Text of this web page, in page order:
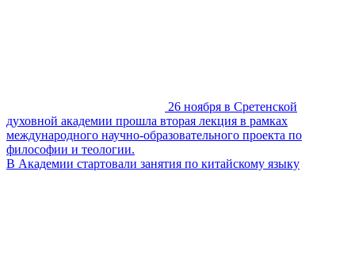
26 ноября в Сретенской
духовной академии прошла вторая лекция в рамках
международного научно-образовательного проекта по
философии и теологии.
В Академии стартовали занятия по китайскому языку